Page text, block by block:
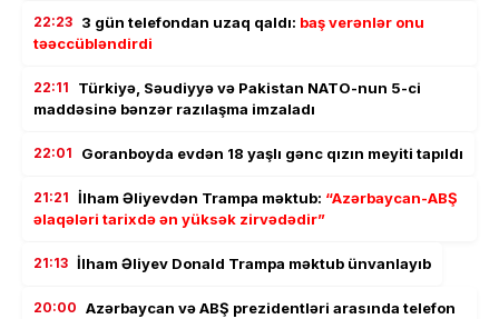
22:23 3 gün telefondan uzaq qaldı: baş verənlər onu
təəccübləndirdi
22:11
Türkiyə, Səudiyyə və Pakistan NATO-nun 5-ci
maddəsinə bənzər razılaşma imzaladı
22:01 Goranboyda evdən 18 yaşlı gənc qızın meyiti tapıldı
21:21 İlham Əliyevdən Trampa məktub: “Azərbaycan-ABŞ
əlaqələri tarixdə ən yüksək zirvədədir”
21:13 İlham Əliyev Donald Trampa məktub ünvanlayıb
20:00 Azərbaycan və ABŞ prezidentləri arasında telefon